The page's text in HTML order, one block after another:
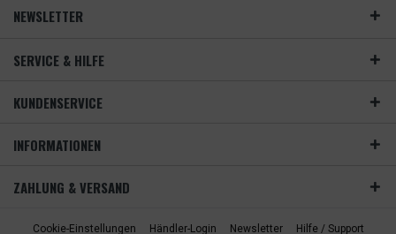
NEWSLETTER
SERVICE & HILFE
KUNDENSERVICE
INFORMATIONEN
ZAHLUNG & VERSAND
Cookie-Einstellungen Händler-Login Newsletter Hilfe / Support